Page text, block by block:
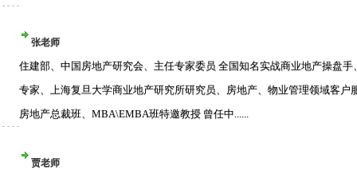
张老师
住建部、中国房地产研究会、主任专家委员 全国知名实战商业地产操盘
专家、上海复旦大学商业地产研究所研究员、房地产、物业管理领域客户
房地产总裁班、MBA\EMBA班特邀教授 曾任中......
贾老师